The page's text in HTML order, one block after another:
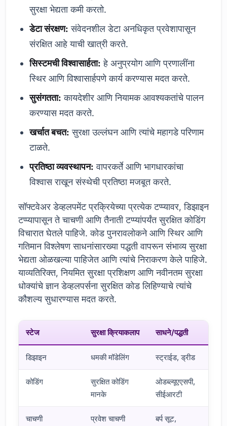
सुरक्षा भेद्यता कमी करतो.
डेटा संरक्षण: संवेदनशील डेटा अनधिकृत प्रवेशापासून
संरक्षित आहे याची खात्री करते.
सिस्टमची विश्वासार्हता: हे अनुप्रयोग आणि प्रणालींना
स्थिर आणि विश्वासार्हपणे कार्य करण्यास मदत करते.
सुसंगतता: कायदेशीर आणि नियामक आवश्यकतांचे पालन
करण्यास मदत करते.
खर्चात बचत: सुरक्षा उल्लंघन आणि त्यांचे महागडे परिणाम
टाळते.
प्रतिष्ठा व्यवस्थापन: वापरकर्ते आणि भागधारकांचा
विश्वास राखून संस्थेची प्रतिष्ठा मजबूत करते.
सॉफ्टवेअर डेव्हलपमेंट प्रक्रियेच्या प्रत्येक टप्प्यावर, डिझाइन
टप्प्यापासून ते चाचणी आणि तैनाती टप्प्यांपर्यंत सुरक्षित कोडिंग
विचारात घेतले पाहिजे. कोड पुनरावलोकने आणि स्थिर आणि
गतिमान विश्लेषण साधनांसारख्या पद्धती वापरून संभाव्य सुरक्षा
भेद्यता ओळखल्या पाहिजेत आणि त्यांचे निराकरण केले पाहिजे.
याव्यतिरिक्त, नियमित सुरक्षा प्रशिक्षण आणि नवीनतम सुरक्षा
धोक्यांचे ज्ञान डेव्हलपर्सना सुरक्षित कोड लिहिण्याचे त्यांचे
कौशल्य सुधारण्यास मदत करते.
स्टेज सुरक्षा क्रियाकलाप साधने/पद्धती
डिझाइन धमकी मॉडेलिंग स्ट्राईड, ड्रीड
कोडिंग
सुरक्षित कोडिंग
मानके
ओडब्ल्यूएएसपी,
सीईआरटी
चाचणी प्रवेश चाचणी
बर्प सूट,